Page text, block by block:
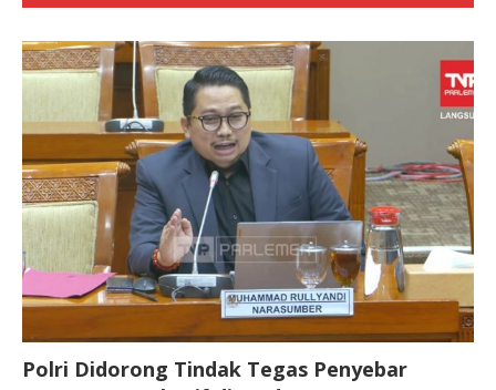
Polri Didorong Tindak Tegas Penyebar